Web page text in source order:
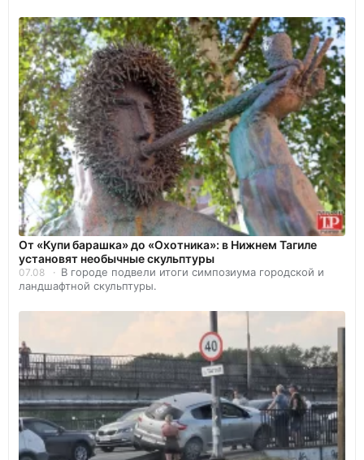
От «Купи барашка» до «Охотника»: в Нижнем Тагиле
установят необычные скульптуры
07.08
В городе подвели итоги симпозиума городской и
ландшафтной скульптуры.